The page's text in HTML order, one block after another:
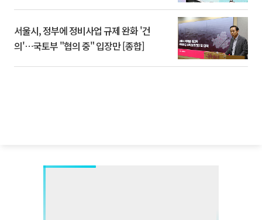
서울시, 정부에 정비사업 규제 완화 '건
의'⋯국토부 "협의 중" 입장만 [종합]